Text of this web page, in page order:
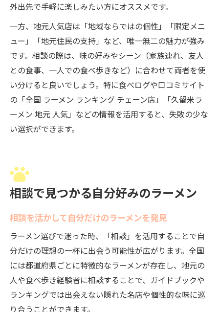
外出先で手軽に楽しみたい方にオススメです。
一方、地元人気店は「地域ならではの個性」「限定メニ
ュー」「地元住民の支持」など、唯一無二の魅力が強み
です。相談の際は、味の好みやシーン（家族連れ、友人
との食事、一人での食べ歩きなど）に合わせて両者を使
い分けると良いでしょう。特に食べログや口コミサイト
の「全国 ラーメン ランキング チェーン店」「久留米ラ
ーメン 地元 人気」などの情報を活用すると、失敗の少な
い選択ができます。
相談で見つかる自分好みのラーメン
相談を活かして自分だけのラーメンを発見
ラーメン選びで迷った時、「相談」を活用することで自
分だけの理想の一杯に出会う可能性が広がります。全国
には都道府県ごとに特徴的なラーメンが存在し、地元の
人や食べ歩き経験者に相談することで、ガイドブックや
ランキングでは出会えない隠れた名店や個性的な味に巡